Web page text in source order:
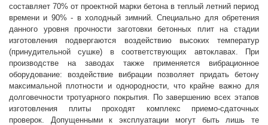
составляет 70% от проектной марки бетона в теплый летний период
времени и 90% - в холодный зимний. Специально для обретения
данного уровня прочности заготовки бетонных плит на стадии
изготовления подвергаются воздействию высоких температур
(принудительной сушке) в соответствующих автоклавах. При
производстве на заводах также применяется вибрационное
оборудование: воздействие вибрации позволяет придать бетону
максимальной плотности и однородности, что крайне важно для
долговечности тротуарного покрытия. По завершению всех этапов
изготовления плиты проходят комплекс приемо-сдаточных
проверок. Допущенными к эксплуатации могут быть лишь те